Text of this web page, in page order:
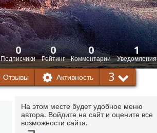
Подписчики
0
Рейтинг
0
Комментарии
0
Уведомления
1
Отзывы Активность 3
На этом месте будет удобное меню
автора. Войдите на сайт и оцените все
возможности сайта.